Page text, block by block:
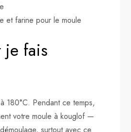
et farine pour le moule
je fais
180°C. Pendant ce temps,
votre moule à kouglof —